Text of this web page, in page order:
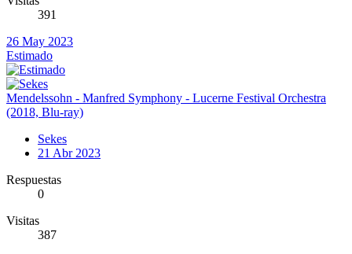
391
26 May 2023
Estimado
Mendelssohn - Manfred Symphony - Lucerne Festival Orchestra
(2018, Blu-ray)
Sekes
21 Abr 2023
Respuestas
0
Visitas
387